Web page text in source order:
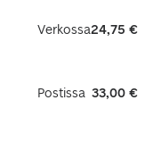
Verkossa24,75 €
Postissa 33,00 €